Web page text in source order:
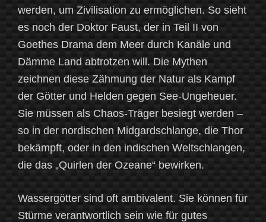
werden, um Zivilisation zu ermöglichen. So sieht
es noch der Doktor Faust, der in Teil II von
Goethes Drama dem Meer durch Kanäle und
Dämme Land abtrotzen will. Die Mythen
zeichnen diese Zähmung der Natur als Kampf
der Götter und Helden gegen See-Ungeheuer.
Sie müssen als Chaos-Träger besiegt werden –
so in der nordischen Midgardschlange, die Thor
bekämpft, oder in den indischen Weltschlangen,
die das „Quirlen der Ozeane“ bewirken.
Wassergötter sind oft ambivalent. Sie können für
Stürme verantwortlich sein wie für gutes